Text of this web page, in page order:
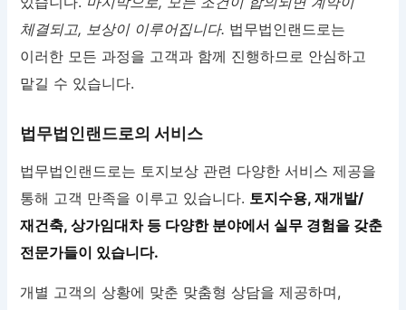
체결되고, 보상이 이루어집니다. 법무법인랜드로는
이러한 모든 과정을 고객과 함께 진행하므로 안심하고
맡길 수 있습니다.
법무법인랜드로의 서비스
법무법인랜드로는 토지보상 관련 다양한 서비스 제공을
통해 고객 만족을 이루고 있습니다. 토지수용, 재개발/
재건축, 상가임대차 등 다양한 분야에서 실무 경험을 갖춘
전문가들이 있습니다.
개별 고객의 상황에 맞춘 맞춤형 상담을 제공하며,